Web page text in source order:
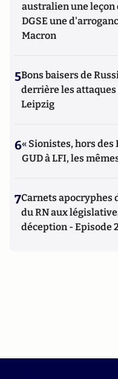
australien une leçon
DGSE une
Macron
5Bons baisers de
derrière les
Leipzig
6« Sionistes, hors des
GUD à LFI, les
7Carnets apocryphes
du RN aux
déception - Episode